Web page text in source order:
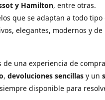
y Hamilton, entre otras.
que se adaptan a todo tipo
elegantes, modernos y de
una experiencia de
, devoluciones sencillas y un
disponible para